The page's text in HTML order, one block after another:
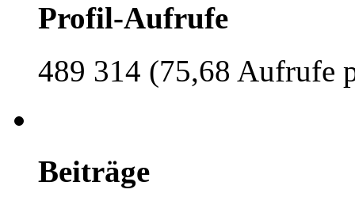
Profil-Aufrufe
489 314 (75,68 Aufrufe
Beiträge